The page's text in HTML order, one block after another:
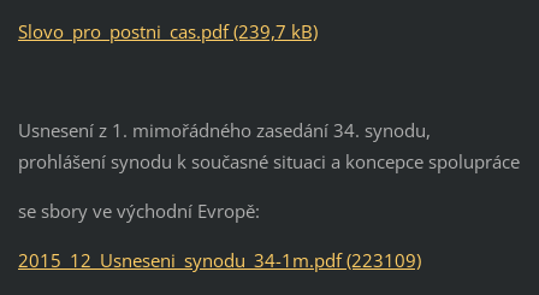
Slovo_pro_postni_cas.pdf (239,7 kB)
Usnesení z 1. mimořádného zasedání 34. synodu,
prohlášení synodu k současné situaci a koncepce spolupráce
se sbory ve východní Evropě:
2015_12_Usneseni_synodu_34-1m.pdf (223109)